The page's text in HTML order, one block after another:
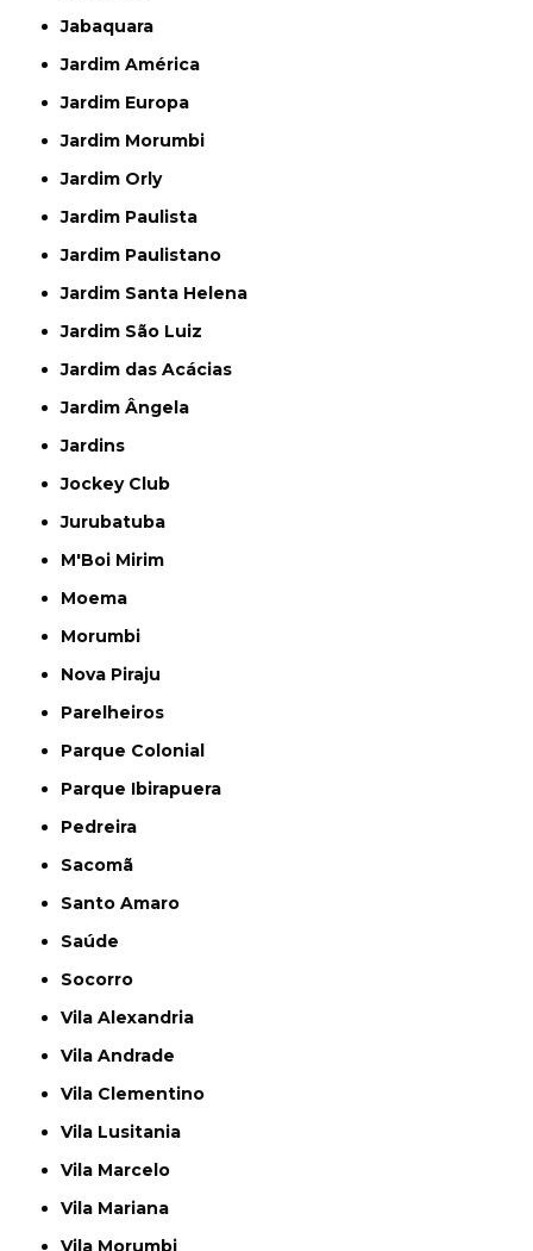
Jabaquara
Jardim América
Jardim Europa
Jardim Morumbi
Jardim Orly
Jardim Paulista
Jardim Paulistano
Jardim Santa Helena
Jardim São Luiz
Jardim das Acácias
Jardim Ângela
Jardins
Jockey Club
Jurubatuba
M'Boi Mirim
Moema
Morumbi
Nova Piraju
Parelheiros
Parque Colonial
Parque Ibirapuera
Pedreira
Sacomã
Santo Amaro
Saúde
Socorro
Vila Alexandria
Vila Andrade
Vila Clementino
Vila Lusitania
Vila Marcelo
Vila Mariana
Vila Morumbi